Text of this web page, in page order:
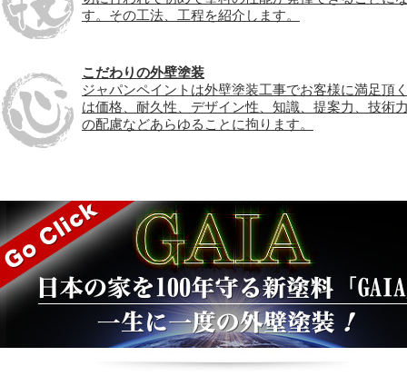
す。その工法、工程を紹介します。
こだわりの外壁塗装
ジャパンペイントは外壁塗装工事でお客様に満足頂
は価格、耐久性、デザイン性、知識、提案力、技術
の配慮などあらゆることに拘ります。